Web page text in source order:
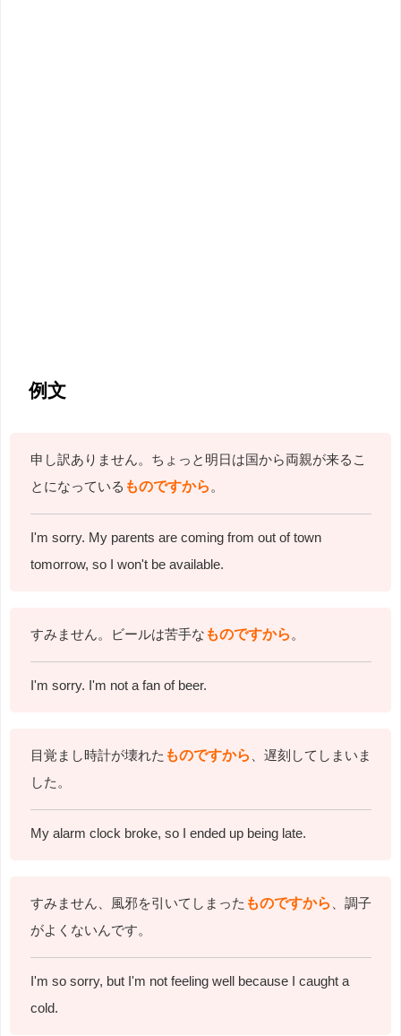
例文
申し訳ありません。ちょっと明日は国から両親が来るこ
とになっている ものですから 。
I'm sorry. My parents are coming from out of town
tomorrow, so I won't be available.
すみません。ビールは苦手な ものですから 。
I'm sorry. I'm not a fan of beer.
目覚まし時計が壊れた ものですから 、遅刻してしまいま
した。
My alarm clock broke, so I ended up being late.
すみません、風邪を引いてしまった ものですから 、調子
がよくないんです。
I'm so sorry, but I'm not feeling well because I caught a
cold.